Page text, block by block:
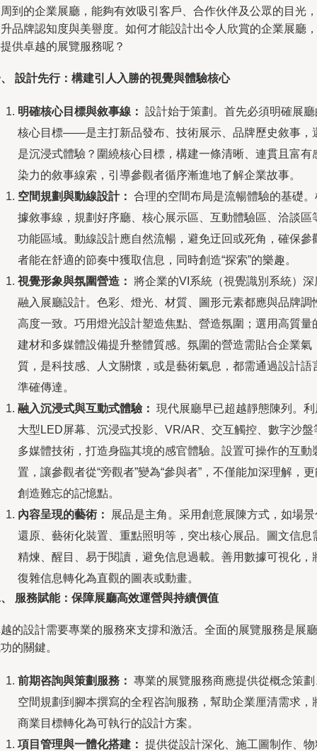
到的企業展廳，能夠有效吸引客戶、合作伙伴及公眾的目光，
品牌認知度與美譽度。如何才能設計出令人欣賞的企業展廳，
供卓越的展覽服務呢？
設計先行：構建引人入勝的視覺與體驗核心
明確核心目標與敘事線： 設計始于策劃。首先必須明確展廳
核心目標——是主打新品發布、技術展示、品牌歷史敘事，
是沉浸式體驗？圍繞核心目標，構建一條清晰、連貫且富有
染力的敘事線索，引導參觀者循序漸進地了解企業故事。
空間規劃與動線設計： 合理的空間布局是流暢體驗的基礎。
據敘事線，規劃好序廳、核心展示區、互動體驗區、洽談區
功能區域。動線設計應自然流暢，避免迂回或死角，確保參
者能在舒適的節奏中獲取信息，同時創造“探索”的樂趣。
視覺形象與氛圍營造：
將企業的VI系統（視覺識別系統）深
融入展廳設計。色彩、燈光、材質、圖形元素都應與品牌調
高度一致。巧用燈光設計塑造焦點、營造氛圍；選用高質量
建材和多媒體設備提升整體質感。氛圍的營造需貼合企業氣
質，是科技感、人文關懷，或是藝術氣息，都需通過設計語
準確傳達。
融入沉浸式與互動式體驗： 現代展廳早已超越靜態陳列。利
大型LED屏幕、沉浸式投影、VR/AR、交互觸控、數字沙盤
多媒體技術，打造身臨其境的感官體驗。設置可操作的互動
置，讓參觀者從“旁觀者”變為“參與者”，不僅能加深理解，
創造難忘的記憶點。
內容呈現的藝術：
展品是主角。采用創意展陳方式，如場景
還原、藝術化裝置、重點照明等，突出核心展品。圖文信息
精煉、醒目、易于閱讀，避免信息過載。善用數據可視化，
復雜信息轉化為直觀的圖表或動畫。
服務賦能：保障展廳高效運營與持續價值
的設計需要專業的服務來支撐和激活。全面的展覽服務是展廳
的關鍵。
前期咨詢與策劃服務： 專業的展覽服務商應提供從概念策劃
空間規劃到腳本撰寫的全程咨詢服務，幫助企業厘清需求，
商業目標轉化為可執行的設計方案。
項目管理與一體化搭建： 提供從設計深化、施工圖制作、物